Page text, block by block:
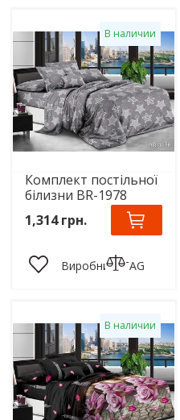
В наличии
Комплект постільної
білизни BR-1978
1,314 грн.
Виробник: TAG
В наличии